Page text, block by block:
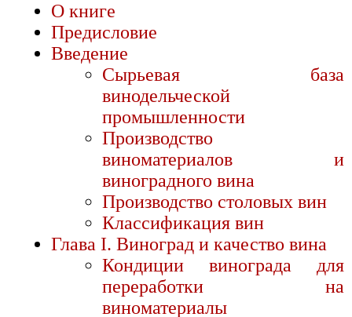
О книге
Предисловие
Введение
Сырьевая база
винодельческой
промышленности
Производство
виноматериалов и
виноградного вина
Производство столовых вин
Классификация вин
Глава I. Виноград и качество вина
Кондиции винограда для
переработки на
виноматериалы